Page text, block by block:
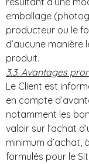
emballage
producteur ou le
d’aucune
produit.
3.3. Avantages
Le Client est
en compte
notamment les
valoir sur l’achat
minimum d’achat,
formulés pour le